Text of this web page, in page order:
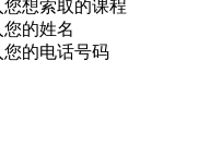
您想索取的课程
的姓名
您的电话号码